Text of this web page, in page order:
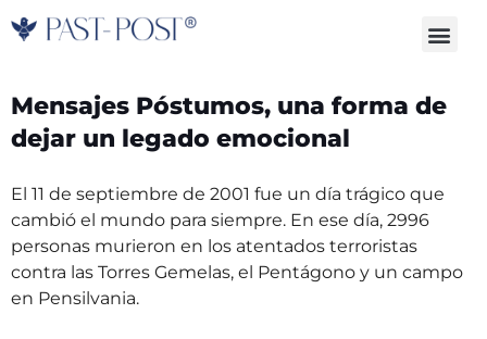
to
Mensajes Póstumos, una forma de
dejar un legado emocional
El 11 de septiembre de 2001 fue un día trágico que
cambió el mundo para siempre. En ese día, 2996
personas murieron en los atentados terroristas
contra las Torres Gemelas, el Pentágono y un campo
en Pensilvania.